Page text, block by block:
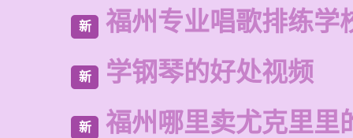
新 福州专业唱歌排练学
新 学钢琴的好处视频
新 福州哪里卖尤克里里